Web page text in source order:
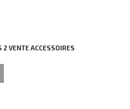
2 VENTE ACCESSOIRES